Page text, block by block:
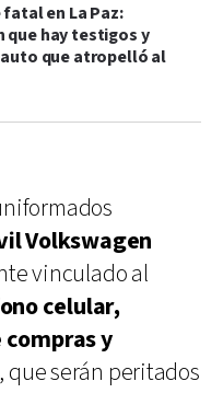
en La Paz:
que hay testigos y
que atropelló al
Volkswagen
vinculado al
celular,
y
, que serán peritados